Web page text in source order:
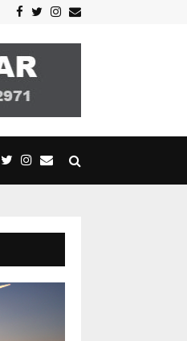
Facebook
TwitterInstagram
Email